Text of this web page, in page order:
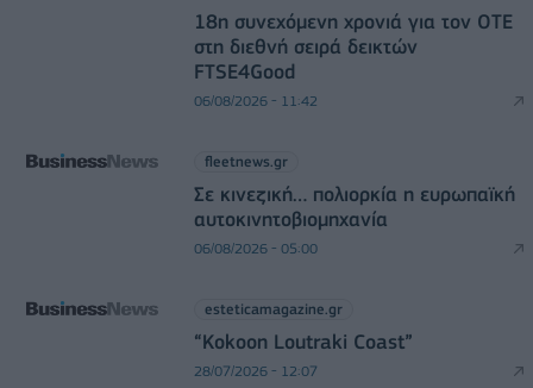
18η συνεχόμενη χρονιά για τον ΟΤΕ
στη διεθνή σειρά δεικτών
FTSE4Good
06/08/2026 - 11:42
fleetnews.gr
Σε κινεζική… πολιορκία η ευρωπαϊκή
αυτοκινητοβιομηχανία
06/08/2026 - 05:00
esteticamagazine.gr
“Kokoon Loutraki Coast”
28/07/2026 - 12:07